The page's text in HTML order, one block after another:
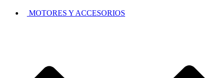
MOTORES Y ACCESORIOS